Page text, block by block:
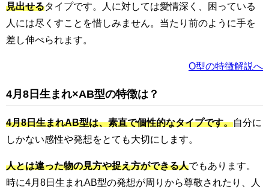
見出せるタイプです。人に対しては愛情深く、困っている
人には尽くすことを惜しみません。当たり前のように手を
差し伸べられます。
O型の特徴解説へ
4月8日生まれ×AB型の特徴は？
4月8日生まれAB型は、素直で個性的なタイプです。自分に
しかない感性や発想をとても大切にします。
人とは違った物の見方や捉え方ができる人でもあります。
時に4月8日生まれAB型の発想が周りから尊敬されたり、人